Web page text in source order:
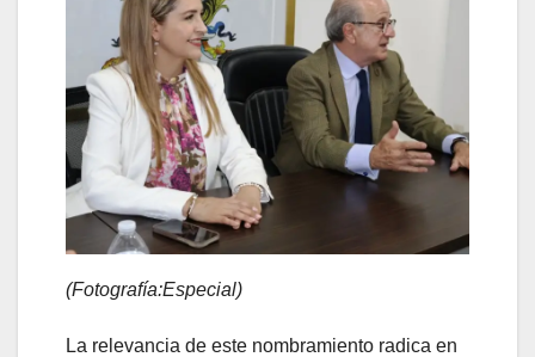
(Fotografía:Especial)
La relevancia de este nombramiento radica en